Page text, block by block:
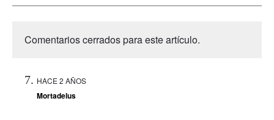
Comentarios cerrados para este artículo.
HACE 2 AÑOS
Mortadelus